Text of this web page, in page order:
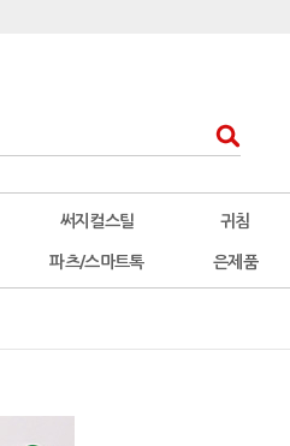
써지컬스틸 귀침
파츠/스마트톡 은제품